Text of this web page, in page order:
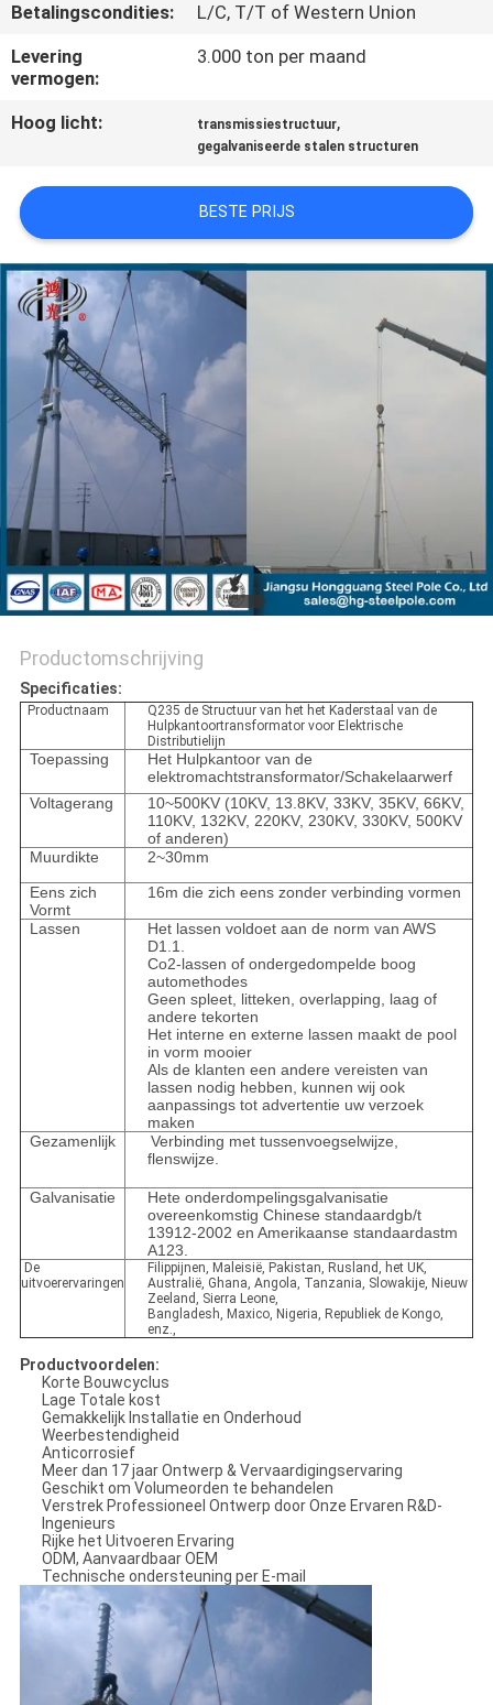
NIEUWS
VERZOEK
OM EEN
SITEMAP
PRIVACYBELEID
Betalingscondities:
L/C, T/T of Western Union
Levering
vermogen:
3.000 ton per maand
Hoog licht: transmissiestructuur,
gegalvaniseerde stalen structuren
BESTE PRIJS
Productomschrijving
Specificaties:
Productnaam
Q235 de Structuur van het het Kaderstaal van de
Hulpkantoortransformator voor Elektrische
Distributielijn
Toepassing
Het Hulpkantoor van de
elektromachtstransformator/Schakelaarwerf
Voltagerang
10~500KV (10KV, 13.8KV, 33KV, 35KV, 66KV,
110KV, 132KV, 220KV, 230KV, 330KV, 500KV
of anderen)
Muurdikte
2~30mm
Eens zich
Vormt
16m die zich eens zonder verbinding vormen
Lassen
Het lassen voldoet aan de norm van AWS
D1.1.
Co2-lassen of ondergedompelde boog
automethodes
Geen spleet, litteken, overlapping, laag of
andere tekorten
Het interne en externe lassen maakt de pool
in vorm mooier
Als de klanten een andere vereisten van
lassen nodig hebben, kunnen wij ook
aanpassings tot advertentie uw verzoek
maken
Gezamenlijk
Verbinding met tussenvoegselwijze,
flenswijze.
Galvanisatie
Hete onderdompelingsgalvanisatie
overeenkomstig Chinese standaardgb/t
13912-2002 en Amerikaanse standaardastm
A123.
De
uitvoerervaringen
Filippijnen, Maleisië, Pakistan, Rusland, het UK,
Australië, Ghana, Angola, Tanzania, Slowakije, Nieuw
Zeeland, Sierra Leone,
Bangladesh, Maxico, Nigeria, Republiek de Kongo,
enz.,
Productvoordelen:
Korte Bouwcyclus
Lage Totale kost
Gemakkelijk Installatie en Onderhoud
Weerbestendigheid
Anticorrosief
Meer dan 17 jaar Ontwerp & Vervaardigingservaring
Geschikt om Volumeorden te behandelen
Verstrek Professioneel Ontwerp door Onze Ervaren R&D-
Ingenieurs
Rijke het Uitvoeren Ervaring
ODM, Aanvaardbaar OEM
Technische ondersteuning per E-mail